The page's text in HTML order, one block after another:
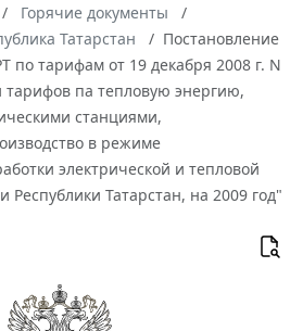
Горячие документы
Татарстан
Постановление
по тарифам от 19 декабря 2008 г. N
па тепловую энергию,
станциями,
в режиме
электрической и тепловой
Республики Татарстан, на 2009 год"